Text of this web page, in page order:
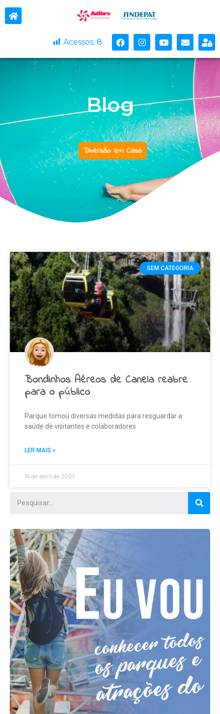
Acessos: 8
Blog
Diversão em Casa
SEM CATEGORIA
Bondinhos Aéreos de Canela reabre
para o público
Parque tomou diversas medidas para resguardar a
saúde de visitantes e colaboradores
LER MAIS »
15 de abril de 2021